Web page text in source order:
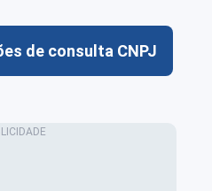
de consulta CNPJ